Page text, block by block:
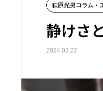
萩原光男コラム・
静けさ
2024.03.22